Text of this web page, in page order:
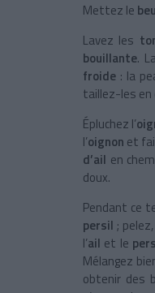
Mettez le
Lavez les
bouillante.
froide : la
taillez-les en
Épluchez l’
l’oignon et
d’ail en
doux.
Pendant ce
persil ;
l’ail et le
Mélangez
obtenir des